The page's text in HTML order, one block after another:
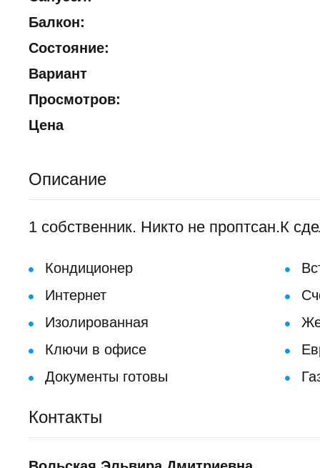
Балкон:
Состояние:
Вариант
Просмотров:
Цена
Описание
1 собственник. Никто не проптсан.К
Кондиционер
Интернет
Изолированная
Ключи в офисе
Документы готовы
Контакты